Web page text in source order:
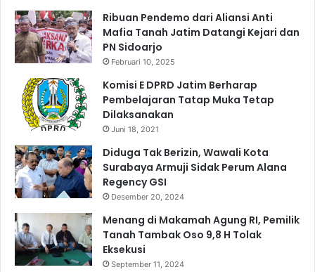
u
u
h
n
D
a
b
a
n
g
s
a
a
n
Ribuan Pendemo dari Aliansi Anti
Mafia Tanah Jatim Datangi Kejari dan
PN Sidoarjo
Februari 10, 2025
Komisi E DPRD Jatim Berharap
Pembelajaran Tatap Muka Tetap
Dilaksanakan
Juni 18, 2021
Diduga Tak Berizin, Wawali Kota
Surabaya Armuji Sidak Perum Alana
Regency GSI
Desember 20, 2024
Menang di Makamah Agung RI, Pemilik
Tanah Tambak Oso 9,8 H Tolak
Eksekusi
September 11, 2024